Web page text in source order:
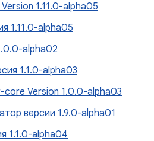
1.11.0-alpha05
1.11.0-alpha05
alpha02
1.1.0-alpha03
core Version 1.0.0-alpha03
версии 1.9.0-alpha01
1.1.0-alpha04